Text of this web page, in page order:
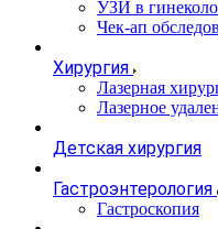
УЗИ в
Чек-ап
Хирургия
Лазерная
Лазерное
Детская хирургия
Гастроэнтерология
Гастроскопия